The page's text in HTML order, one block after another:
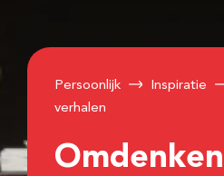
Persoonlijk Inspiratie
verhalen
Omdenken